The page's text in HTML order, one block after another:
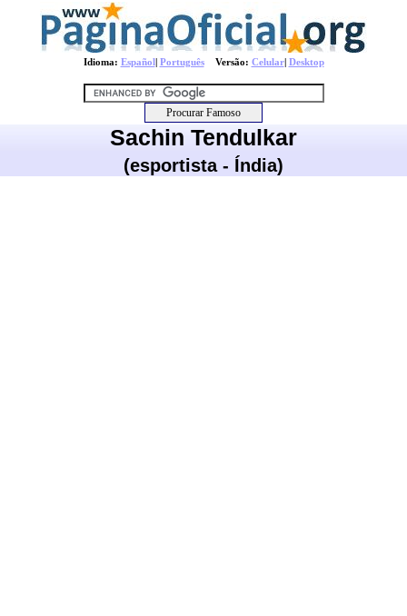
Idioma: Español| PortuguêsVersão: Celular| Desktop
Sachin Tendulkar
(esportista - Índia)